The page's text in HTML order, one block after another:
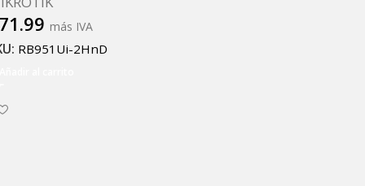
más IVA
RB951Ui-2HnD